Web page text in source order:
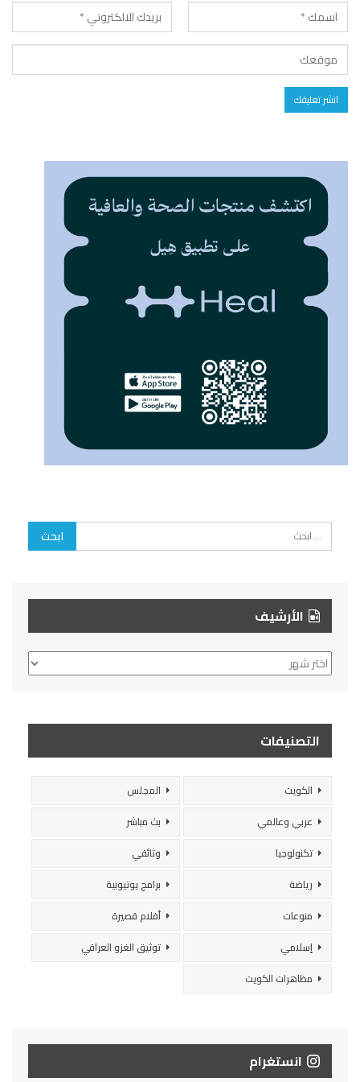
الأرشيف
الأرشيف
التصنيفات
الكويت
المجلس
عربي وعالمي
بث مباشر
تكنولوجيا
وثائقي
رياضة
برامج يوتيوبية
منوعات
أفلام قصيرة
إسلامي
توثيق الغزو العراقي
مظاهرات الكويت
انستغرام